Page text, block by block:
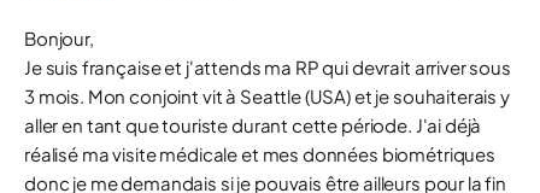
Bonjour,
Je suis française et j'attends ma RP qui devrait arriver sous
3 mois. Mon conjoint vit à Seattle (USA) et je souhaiterais y
aller en tant que touriste durant cette période. J'ai déjà
réalisé ma visite médicale et mes données biométriques
donc je me demandais si je pouvais être ailleurs pour la fin